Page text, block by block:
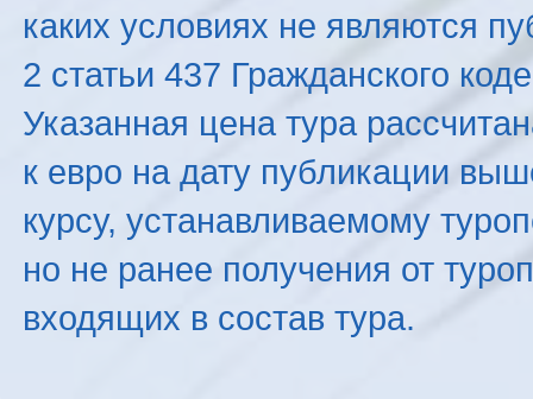
каких условиях не являются
2 статьи 437 Гражданского
Указанная цена тура
к евро на дату публикации
курсу, устанавливаемому
но не ранее получения от
входящих в состав тура.